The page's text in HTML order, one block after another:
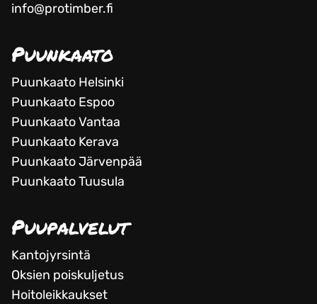
info@protimber.fi
Puunkaato
Puunkaato Helsinki
Puunkaato Espoo
Puunkaato Vantaa
Puunkaato Kerava
Puunkaato Järvenpää
Puunkaato Tuusula
Puupalvelut
Kantojyrsintä
Oksien poiskuljetus
Hoitoleikkaukset